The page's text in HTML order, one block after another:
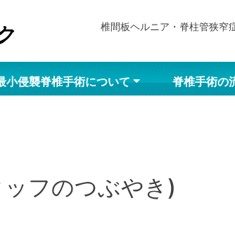
椎間板ヘルニア・脊柱管狭窄
小侵襲脊椎手術について 脊椎手術の
フのつぶやき)